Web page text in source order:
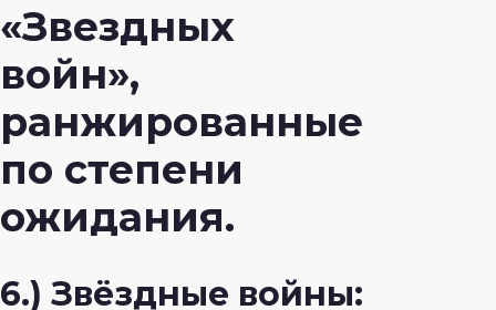
«Звездных
войн»,
ранжированные
по степени
ожидания.
6.) Звёздные войны: